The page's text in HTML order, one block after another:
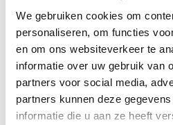
We gebruiken cookies om
personaliseren, om functies
en om ons websiteverkeer te
informatie over uw gebruik van
partners voor social media,
partners kunnen deze
informatie die u aan ze heeft
Hal inrichten